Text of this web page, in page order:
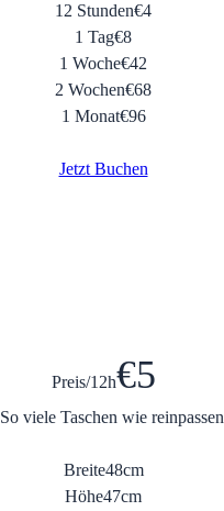
12 Stunden€4
1 Tag€8
1 Woche€42
2 Wochen€68
1 Monat€96
Jetzt Buchen
Preis/12h€5
So viele Taschen wie reinpassen
Breite48cm
Höhe47cm